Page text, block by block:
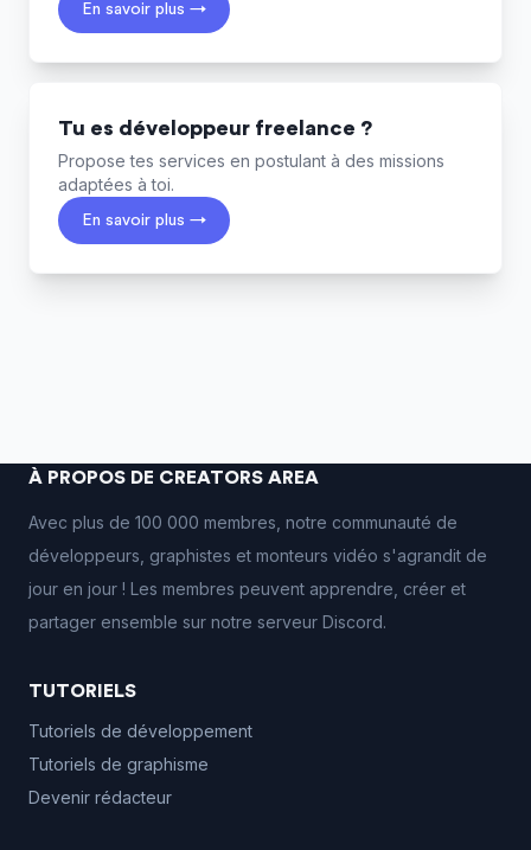
En savoir plus →
Tu es développeur freelance ?
Propose tes services en postulant à des missions
adaptées à toi.
En savoir plus →
À PROPOS DE CREATORS AREA
Avec plus de 100 000 membres, notre communauté de
développeurs, graphistes et monteurs vidéo s'agrandit de
jour en jour ! Les membres peuvent apprendre, créer et
partager ensemble sur notre serveur Discord.
TUTORIELS
Tutoriels de développement
Tutoriels de graphisme
Devenir rédacteur